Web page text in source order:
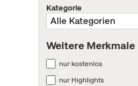
Kategorie
Weitere Merkmale
nur kostenlos
nur Highlights